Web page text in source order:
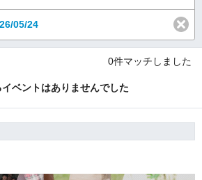
05/24
0件マッチしました
ベントはありませんでした